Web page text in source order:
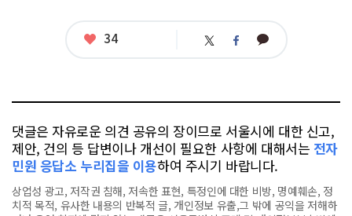
좋
34 트 페 카
댓글은 자유로운 의견 공유의 장이므로 서울시에 대한 신고,
제안, 건의 등 답변이나 개선이 필요한 사항에 대해서는 전자
민원 응답소 누리집을 이용하여 주시기 바랍니다.
상업성 광고, 저작권 침해, 저속한 표현, 특정인에 대한 비방, 명예훼손, 정
치적 목적, 유사한 내용의 반복적 글, 개인정보 유출,그 밖에 공익을 저해하